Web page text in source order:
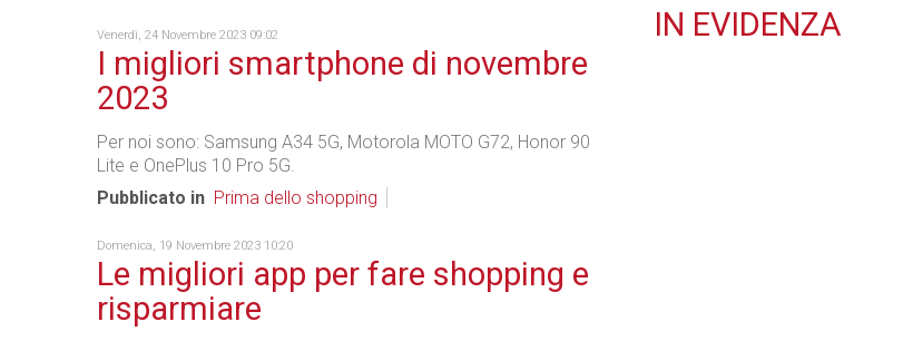
Venerdì, 24 Novembre 2023 09:02
I migliori smartphone di novembre
2023
Per noi sono: Samsung A34 5G, Motorola MOTO G72, Honor 90
Lite e OnePlus 10 Pro 5G.
Pubblicato in Prima dello shopping
Domenica, 19 Novembre 2023 10:20
Le migliori app per fare shopping e
risparmiare
IN EVIDENZA